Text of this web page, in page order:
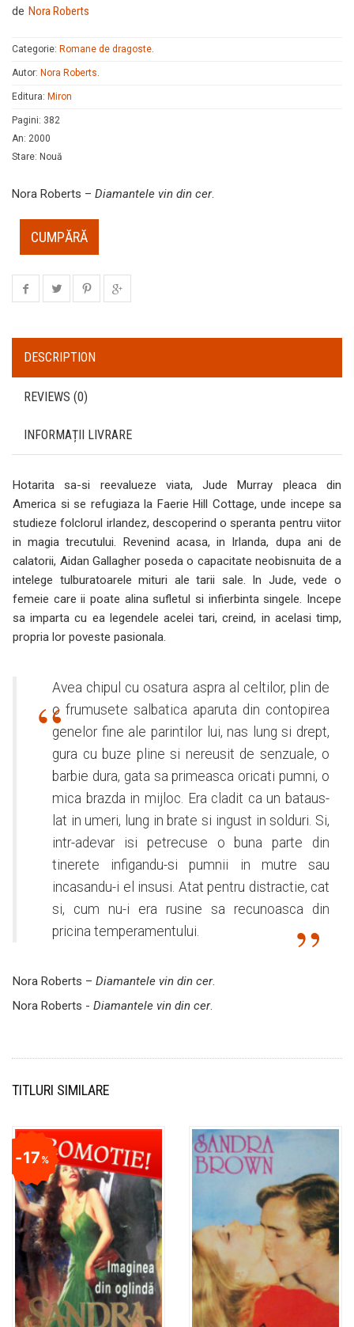
de Nora Roberts
Categorie: Romane de dragoste.
Autor: Nora Roberts.
Editura: Miron
Pagini: 382
An: 2000
Stare: Nouă
Nora Roberts – Diamantele vin din cer.
CUMPĂRĂ
DESCRIPTION
REVIEWS (0)
INFORMAȚII LIVRARE
Hotarita sa-si reevalueze viata, Jude Murray pleaca din
America si se refugiaza la Faerie Hill Cottage, unde incepe sa
studieze folclorul irlandez, descoperind o speranta pentru viitor
in magia trecutului. Revenind acasa, in Irlanda, dupa ani de
calatorii, Aidan Gallagher poseda o capacitate neobisnuita de a
intelege tulburatoarele mituri ale tarii sale. In Jude, vede o
femeie care ii poate alina sufletul si infierbinta singele. Incepe
sa imparta cu ea legendele acelei tari, creind, in acelasi timp,
propria lor poveste pasionala.
Avea chipul cu osatura aspra al celtilor, plin de
o frumusete salbatica aparuta din contopirea
genelor fine ale parintilor lui, nas lung si drept,
gura cu buze pline si nereusit de senzuale, o
barbie dura, gata sa primeasca oricati pumni, o
mica brazda in mijloc. Era cladit ca un bataus-
lat in umeri, lung in brate si ingust in solduri. Si,
intr-adevar isi petrecuse o buna parte din
tinerete infigandu-si pumnii in mutre sau
incasandu-i el insusi. Atat pentru distractie, cat
si, cum nu-i era rusine sa recunoasca din
pricina temperamentului.
Nora Roberts – Diamantele vin din cer.
Nora Roberts - Diamantele vin din cer.
TITLURI SIMILARE
17%